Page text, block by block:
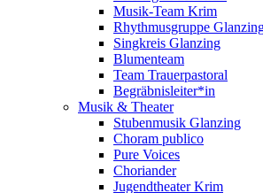
Musik-Team Krim
Rhythmusgruppe
Singkreis Glanzing
Blumenteam
Team Trauerpastoral
Begräbnisleiter*in
Musik & Theater
Stubenmusik Glanzing
Choram publico
Pure Voices
Choriander
Jugendtheater Krim